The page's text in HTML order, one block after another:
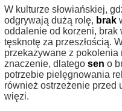
W kulturze słowiańskiej,
odgrywają dużą rolę, brak
oddalenie od korzeni,
tęsknotę za przeszłością.
przekazywane z
znaczenie, dlatego sen o
potrzebie pielęgnowania
również ostrzeżenie przed
więzi.